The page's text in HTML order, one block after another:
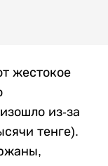
жестокое
из-за
тенге).